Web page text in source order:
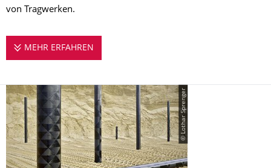
von Tragwerken.
MEHR ERFAHREN
© Lothar Sprenger